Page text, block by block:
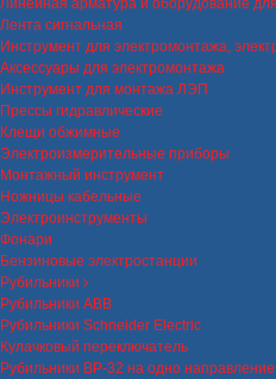
Линейная арматура и оборудование
Лента сигнальная
Инструмент для электромонтажа,
Аксессуары для электромонтажа
Инструмент для монтажа ЛЭП
Прессы гидравлические
Клещи обжимные
Электроизмерительные приборы
Монтажный инструмент
Ножницы кабельные
Электроинструменты
Фонари
Бензиновые электростанции
Рубильники
Рубильники ABB
Рубильники Schneider Electric
Кулачковый переключатель
Рубильники ВР-32 на одно направление